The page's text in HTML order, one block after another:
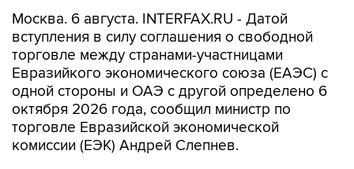
Москва. 6 августа. INTERFAX.RU - Датой
вступления в силу соглашения о свободной
торговле между странами-участницами
Евразийкого экономического союза (ЕАЭС) с
одной стороны и ОАЭ с другой определено 6
октября 2026 года, сообщил министр по
торговле Евразийской экономической
комиссии (ЕЭК) Андрей Слепнев.